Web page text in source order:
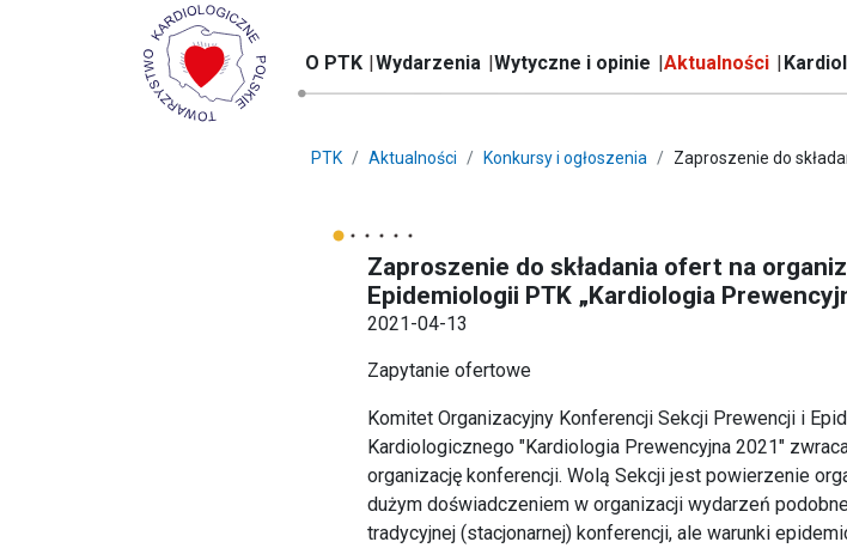
O PTK Wydarzenia Wytyczne i opinie Aktualności
PTK Aktualności Konkursy i ogłoszenia Zaproszenie do
Zaproszenie do składania ofert na
Epidemiologii PTK „Kardiologia
2021-04-13
Zapytanie ofertowe
Komitet Organizacyjny Konferencji Sekcji Prewencji i
Kardiologicznego "Kardiologia Prewencyjna 2021"
organizację konferencji. Wolą Sekcji jest powierzenie
dużym doświadczeniem w organizacji wydarzeń
tradycyjnej (stacjonarnej) konferencji, ale warunki